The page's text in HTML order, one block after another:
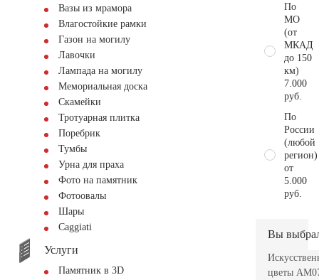
Вазы из мрамора
Влагостойкие рамки
Газон на могилу
Лавочки
Лампада на могилу
Мемориальная доска
Скамейки
Тротуарная плитка
Поребрик
Тумбы
Урна для праха
Фото на памятник
Фотоовалы
Шары
Сaggiati
Услуги
Памятник в 3D
По
МО
(от
МКАД
до 150
км)
7.000
руб.
По
России
(любой
регион)
от
5.000
руб.
Вы
цветы